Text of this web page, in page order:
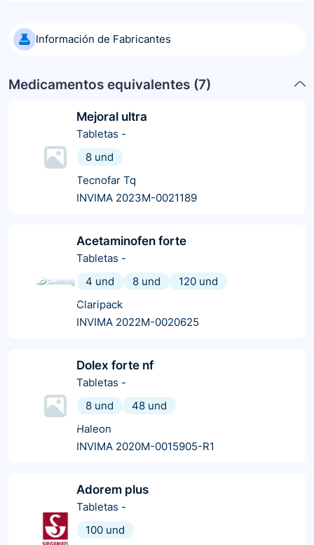
Información de Fabricantes
Medicamentos equivalentes (7)
Mejoral ultra
Tabletas -
8 und
Tecnofar Tq
INVIMA 2023M-0021189
Acetaminofen forte
Tabletas -
4 und
8 und
120 und
Claripack
INVIMA 2022M-0020625
Dolex forte nf
Tabletas -
8 und
48 und
Haleon
INVIMA 2020M-0015905-R1
Adorem plus
Tabletas -
100 und